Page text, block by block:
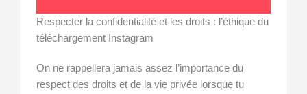
Respecter la confidentialité et les droits : l’éthique du
téléchargement Instagram
On ne rappellera jamais assez l’importance du
respect des droits et de la vie privée lorsque tu